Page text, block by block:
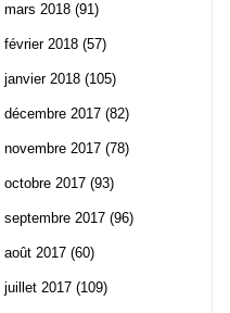
mars 2018 (91)
février 2018 (57)
janvier 2018 (105)
décembre 2017 (82)
novembre 2017 (78)
octobre 2017 (93)
septembre 2017 (96)
août 2017 (60)
juillet 2017 (109)